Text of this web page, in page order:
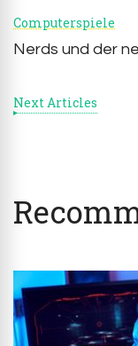
Computerspiele
Nerds und der
Next Articles